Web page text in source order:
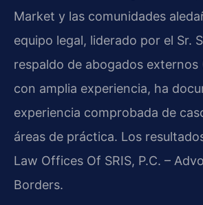
Market y las comunidades
equipo legal, liderado por el Sr.
respaldo de abogados externos
con amplia experiencia, ha
experiencia comprobada de
áreas de práctica. Los
Law Offices Of SRIS, P.C. –
Borders.